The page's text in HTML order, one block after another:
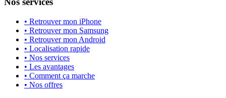
• Retrouver mon iPhone
• Retrouver mon Samsung
• Retrouver mon Android
• Localisation rapide
• Nos services
• Les avantages
• Comment ça marche
• Nos offres